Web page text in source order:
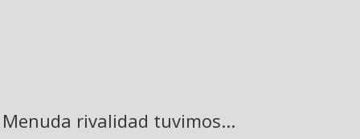
Menuda rivalidad tuvimos...